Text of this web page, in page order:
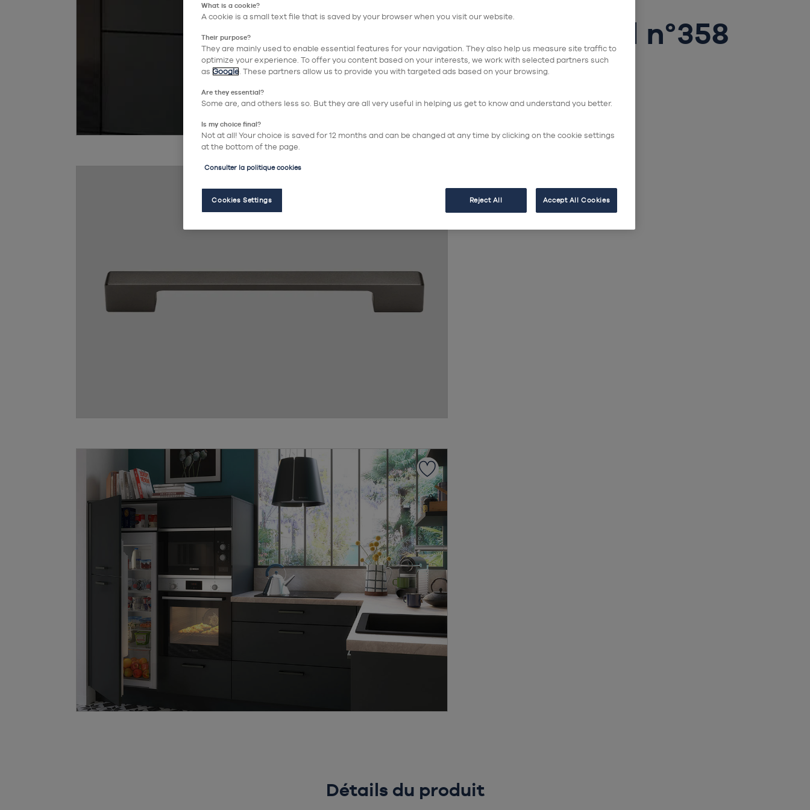
industriel n°358
Détails du produit
What is a cookie?
A cookie is a small text file that is saved by your browser when you visit our website.
Their purpose?
They are mainly used to enable essential features for your navigation. They also help us measure site traffic to
optimize your experience. To offer you content based on your interests, we work with selected partners such
as Google. These partners allow us to provide you with targeted ads based on your browsing.
Are they essential?
Some are, and others less so. But they are all very useful in helping us get to know and understand you better.
Is my choice final?
Not at all! Your choice is saved for 12 months and can be changed at any time by clicking on the cookie settings
at the bottom of the page.
Consulter la politique cookies
Cookies Settings Reject All Accept All Cookies